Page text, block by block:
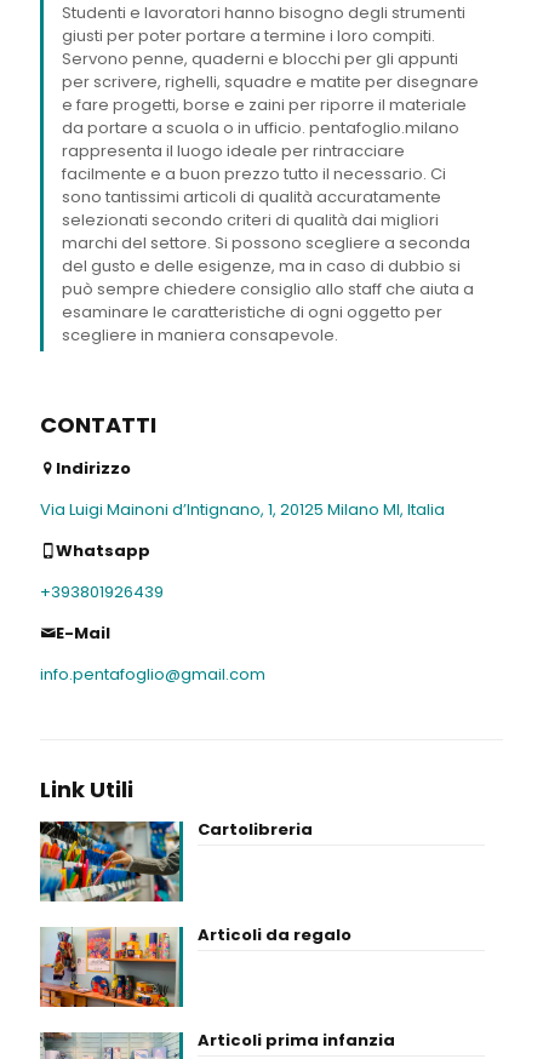
Studenti e lavoratori hanno bisogno degli strumenti
giusti per poter portare a termine i loro compiti.
Servono penne, quaderni e blocchi per gli appunti
per scrivere, righelli, squadre e matite per disegnare
e fare progetti, borse e zaini per riporre il materiale
da portare a scuola o in ufficio. pentafoglio.milano
rappresenta il luogo ideale per rintracciare
facilmente e a buon prezzo tutto il necessario. Ci
sono tantissimi articoli di qualità accuratamente
selezionati secondo criteri di qualità dai migliori
marchi del settore. Si possono scegliere a seconda
del gusto e delle esigenze, ma in caso di dubbio si
può sempre chiedere consiglio allo staff che aiuta a
esaminare le caratteristiche di ogni oggetto per
scegliere in maniera consapevole.
CONTATTI
Indirizzo
Via Luigi Mainoni d’Intignano, 1, 20125 Milano MI, Italia
Whatsapp
+393801926439
E-Mail
info.pentafoglio@gmail.com
Link Utili
Cartolibreria
Articoli da regalo
Articoli prima infanzia